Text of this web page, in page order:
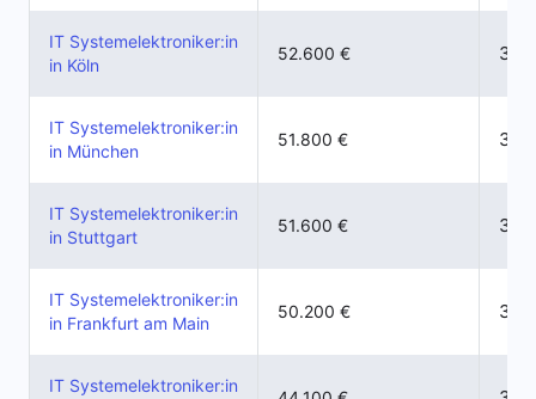
IT Systemelektroniker:in
in Köln
52.600 €
IT Systemelektroniker:in
in München
51.800 €
IT Systemelektroniker:in
in Stuttgart
51.600 €
IT Systemelektroniker:in
in Frankfurt am Main
50.200 €
IT Systemelektroniker:in